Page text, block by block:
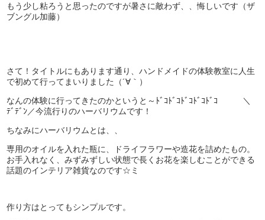
もう少し粘ろうと思ったのですが暑さに敵わず、、悔しいです（ザ
ブングル加藤）
さて！タイトルにもあります通り、ハンドメイドの体験教室に人生
で初めて行ってまいりました（´∀｀）
なんの体験に行ってきたのかというと～ﾄﾞｺﾄﾞｺﾄﾞｺﾄﾞｺﾄﾞｺ ＼
ﾃﾞﾃﾞﾝ／今流行りのハーバリウムです！
ちなみにハーバリウムとは、、
専用のオイルを入れた瓶に、ドライフラワーや造花を詰めたもの。
お手入れなく、みずみずしい状態で長くお花を楽しむことができる
話題のインテリア雑貨なのです☆ミ
作り方はとってもシンプルです。